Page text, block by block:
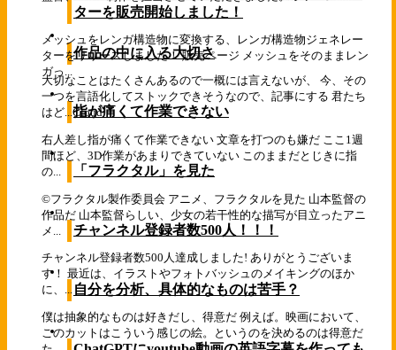
ターを販売開始しました！
メッシュをレンガ構造物に変換する、レンガ構造物ジェネレー
ターをリリースしました！ 販売ページ メッシュをそのままレン
ガっ...
作品の中に入る大切さ
大切なことはたくさんあるので一概には言えないが、 今、その
一つを言語化してストックできそうなので、記事にする 君たち
はど...Cloud
指が痛くて作業できない
右人差し指が痛くて作業できない 文章を打つのも嫌だ ここ1週
間ほど、3D作業があまりできていない このままだとじきに指
の...
「フラクタル」を見た
©フラクタル製作委員会 アニメ、フラクタルを見た 山本監督の
作品だ 山本監督らしい、少女の若干性的な描写が目立ったアニ
メ...
チャンネル登録者数500人！！！
チャンネル登録者数500人達成しました! ありがとうございま
す！ 最近は、イラストやフォトバッシュのメイキングのほか
に、... 自分を分析、具体的なものは苦手？
僕は抽象的なものは好きだし、得意だ 例えば。映画において、
このカットはこういう感じの絵。というのを決めるのは得意だ